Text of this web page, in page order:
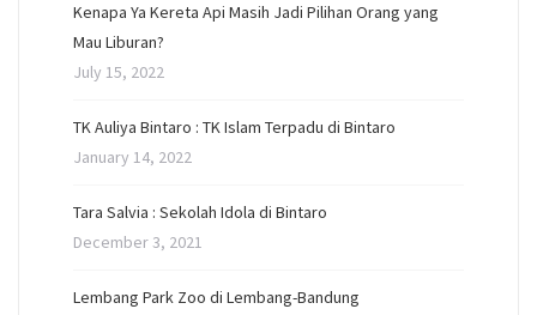
Kenapa Ya Kereta Api Masih Jadi Pilihan Orang yang
Mau Liburan?
July 15, 2022
TK Auliya Bintaro : TK Islam Terpadu di Bintaro
January 14, 2022
Tara Salvia : Sekolah Idola di Bintaro
December 3, 2021
Lembang Park Zoo di Lembang-Bandung